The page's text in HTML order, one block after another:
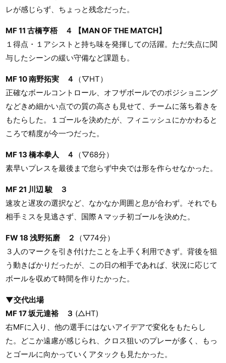
レが感じらず、ちょっと残念だった。
MF 11 古橋亨梧 ４ 【MAN OF THE MATCH】
１得点・１アシストと持ち味を発揮しての活躍。ただ失点に関
与したシーンの緩い守備など課題も。
MF 10 南野拓実 ４ （▽HT）
正確なボールコントロール、オフザボールでのポジショニング
などきめ細かい点での質の高さも見せて、チームに落ち着きを
もたらした。１ゴールを決めたが、フィニッシュにかかわると
ころで精度が今一つだった。
MF 13 橋本拳人 ４ （▽68分）
素早いプレスを最後まで怠らず中央では形を作らせなかった。
MF 21 川辺 駿 ３
速攻と遅攻の選択など、なかなか周囲と息が合わず。それでも
相手ミスを見逃さず、国際Ａマッチ初ゴールを決めた。
FW 18 浅野拓磨 ２
（▽74分）
３人のマークを引き付けたことを上手く利用できず。背後を狙
う動きばかりだったが、この日の相手であれば、状況に応じて
ボールを収めて時間を作りたかった。
▼交代出場
MF 17 坂元達裕 ３ (△HT)
右MFに入り、他の選手にはないアイデアで変化をもたらし
た。どこか遠慮が感じられ、クロス狙いのプレーが多く、もっ
とゴールに向かっていくアタックも見たかった。